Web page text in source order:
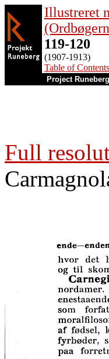
Illustreret
119-120
(1907-1913)
Table of
Project Runeberg
Full